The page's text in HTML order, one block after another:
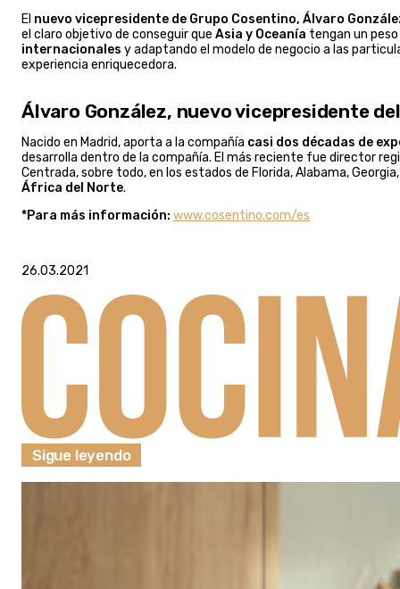
El nuevo vicepresidente de Grupo Cosentino, Álvaro
el claro objetivo de conseguir que Asia y Oceanía tengan un
internacionales y adaptando el modelo de negocio a las
experiencia enriquecedora.
Álvaro González, nuevo vicepresidente
Nacido en Madrid, aporta a la compañía casi dos décadas de
desarrolla dentro de la compañía. El más reciente fue director
Centrada, sobre todo, en los estados de Florida, Alabama,
África del Norte.
*Para más información: www.cosentino.com/es
26.03.2021
Sigue leyendo